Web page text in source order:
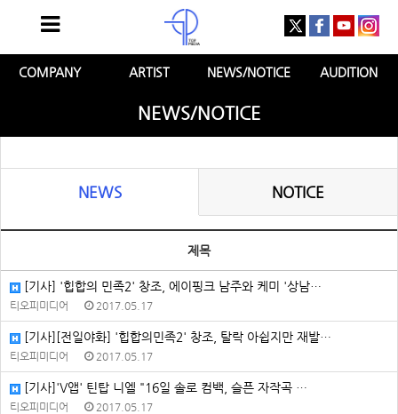
COMPANY ARTIST NEWS/NOTICE AUDITION
NEWS/NOTICE
NEWS NOTICE
제목
[기사] '힙합의 민족2' 창조, 에이핑크 남주와 케미 '상남…
티오피미디어 2017.05.17
[기사][전일야화] '힙합의민족2' 창조, 탈락 아쉽지만 재발…
티오피미디어 2017.05.17
[기사]'V앱' 틴탑 니엘 "16일 솔로 컴백, 슬픈 자작곡 …
티오피미디어 2017.05.17